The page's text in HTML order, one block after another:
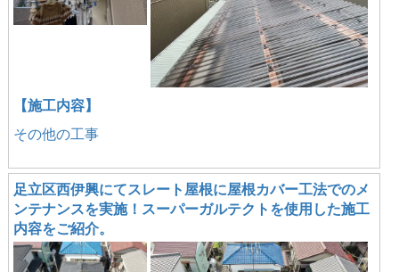
【施工内容】
その他の工事
足立区西伊興にてスレート屋根に屋根カバー工法でのメ
ンテナンスを実施！スーパーガルテクトを使用した施工
内容をご紹介。